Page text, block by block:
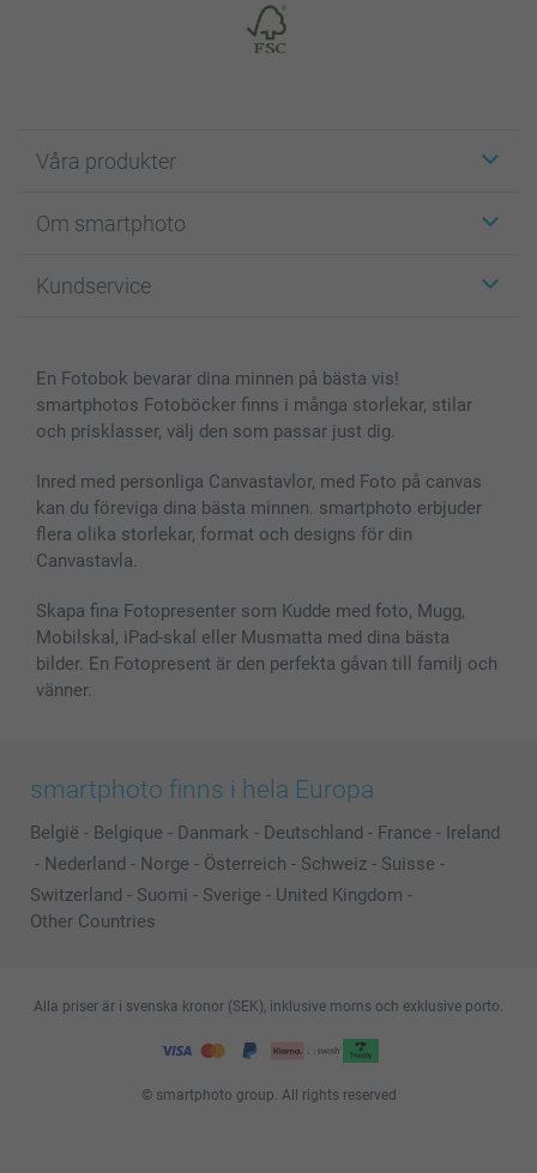
Våra produkter
Fotokort
Fotoböcker
Skal till Mobil & Surfplatta
MyNameBook
Fotoramar & Tillbehör
Presentkort
Alla fotoprodukter
Om smartphoto
För affiliates
Sitemap
Villkor och garantier
Kundservice
smartbonus
Priser & betalning
En Fotobok bevarar dina minnen på bästa vis!
smartphotos Fotoböcker finns i många storlekar, stilar
och prisklasser, välj den som passar just dig.
Inred med personliga Canvastavlor, med Foto på canvas
kan du föreviga dina bästa minnen. smartphoto erbjuder
flera olika storlekar, format och designs för din
Canvastavla.
Skapa fina Fotopresenter som Kudde med foto, Mugg,
Mobilskal, iPad-skal eller Musmatta med dina bästa
bilder. En Fotopresent är den perfekta gåvan till familj och
vänner.
smartphoto finns i hela Europa
België - Belgique - Danmark - Deutschland - France - Ireland
- Nederland - Norge - Österreich - Schweiz - Suisse -
Switzerland - Suomi - Sverige - United Kingdom -
Other Countries
© smartphoto group. All rights reserved
Alla priser är i svenska kronor (SEK), inklusive moms och exklusive porto.